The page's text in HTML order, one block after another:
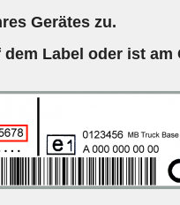
Gerätes zu.
Label oder ist am